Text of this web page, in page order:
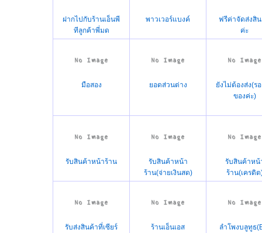
ฝากไปกับร้านเอ็นพี
ทีลูกค้าพี่มด
พาวเวอร์แบงค์
ฟรีค่าจัดส่งสิ
ค่ะ
มือสอง ยอดส่วนต่าง
ยังไม่ต้องส่ง(ร
ของค่ะ)
รับสินค้าหน้าร้าน
รับสินค้าหน้า
ร้าน(จ่ายเงินสด)
รับสินค้าหน้
ร้าน(เครดิต
รับส่งสินค้าที่เซียร์ ร้านเอ็นเอส
ลำโพงบลูทูธ